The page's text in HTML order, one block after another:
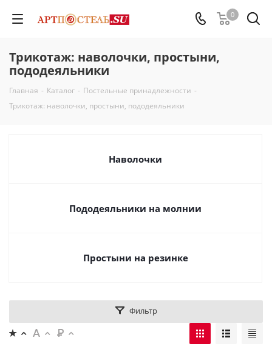
0
Трикотаж: наволочки, простыни,
пододеяльники
Главная - Каталог - Постельные принадлежности -
Трикотаж: наволочки, простыни, пододеяльники
Наволочки
Пододеяльники на молнии
Простыни на резинке
Фильтр